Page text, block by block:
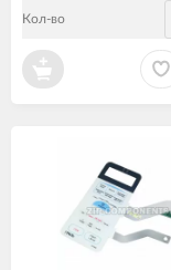
Кол-во